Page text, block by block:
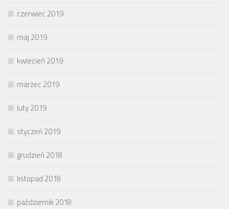
czerwiec 2019
maj 2019
kwiecień 2019
marzec 2019
luty 2019
styczeń 2019
grudzień 2018
listopad 2018
październik 2018